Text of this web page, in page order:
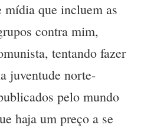
que incluem as
contra mim,
tentando fazer
juventude norte-
pelo mundo
haja um preço a se